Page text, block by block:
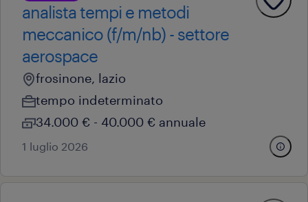
analista tempi e metodi
meccanico (f/m/nb) - settore
aerospace
frosinone, lazio
tempo indeterminato
34.000 € - 40.000 € annuale
1 luglio 2026